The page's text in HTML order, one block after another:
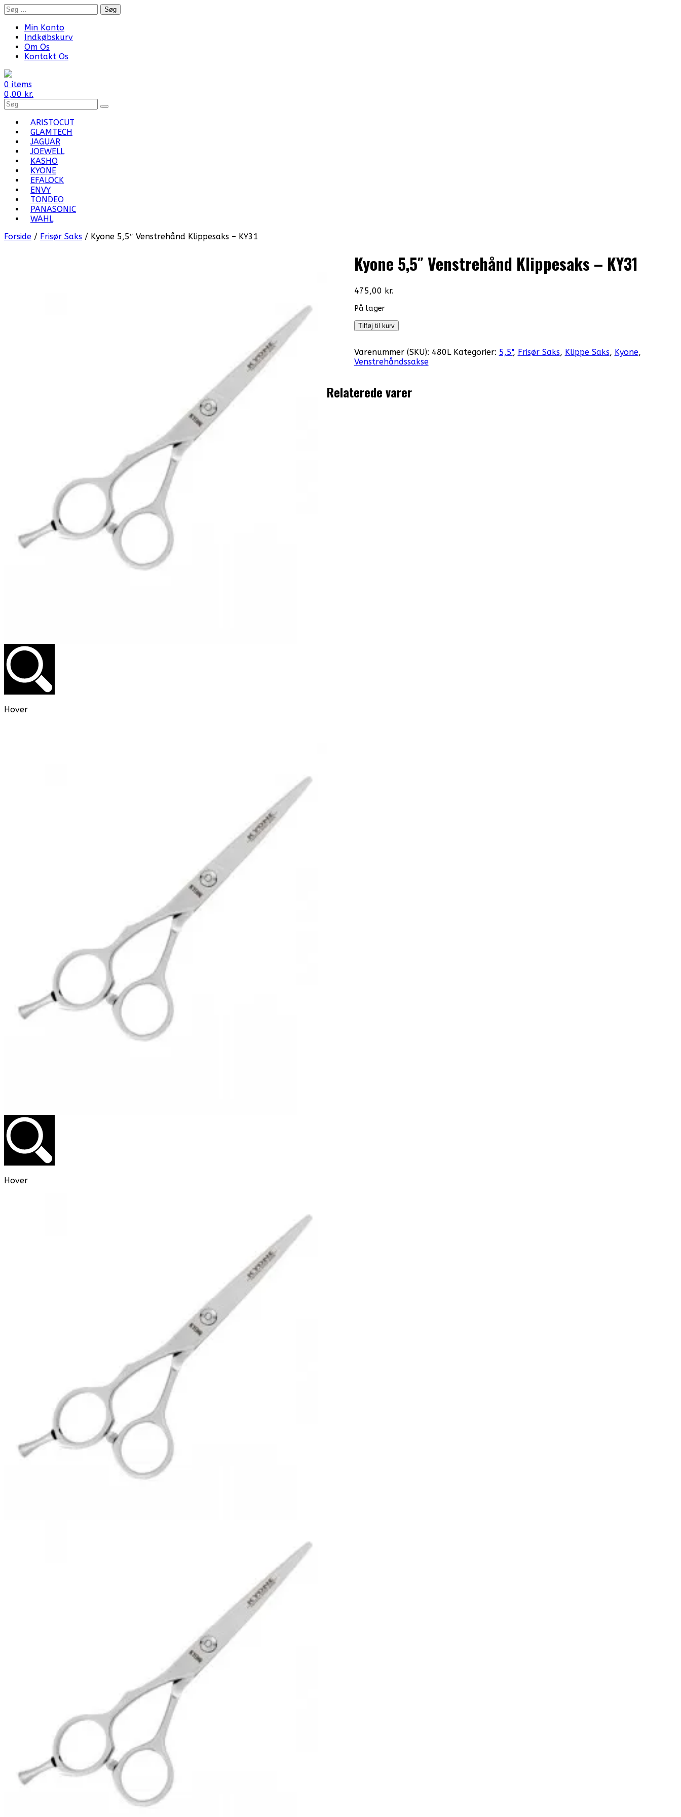
Skip
to
content
Søg
efter:
Min Konto
Indkøbskurv
Om Os
Kontakt Os
0 items
0,00 kr.
Search
for
Products:ARISTOCUT
GLAMTECH
JAGUAR
JOEWELL
KASHO
KYONE
EFALOCK
ENVY
TONDEO
PANASONIC
WAHL
Forside / Frisør Saks / Kyone 5,5″ Venstrehånd Klippesaks – KY31
Hover
Hover
Kyone 5,5″ Venstrehånd Klippesaks – KY31
475,00 kr.
På lager
Kyone
5,5"
Klippesaks
-
Tilføj til kurv
Varenummer (SKU): 480L Kategorier: 5,5", Frisør Saks, Klippe Saks, Kyone,
Venstrehåndssakse
Relaterede varer